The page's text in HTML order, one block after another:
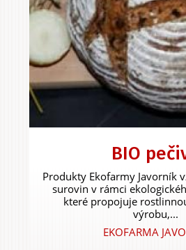
BIO
Produkty Ekofarmy Javorník
surovin v rámci
které propojuje
výrobu,...
EKOFARMA